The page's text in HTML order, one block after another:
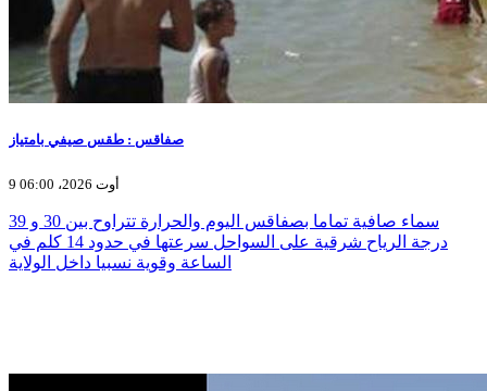
صفاقس : طقس صيفي بامتياز
9 أوت 2026، 06:00
سماء صافية تماما بصفاقس اليوم والحرارة تتراوح بين 30 و 39
درجة الرياح شرقية على السواحل سرعتها في حدود 14 كلم في
الساعة وقوية نسبيا داخل الولاية